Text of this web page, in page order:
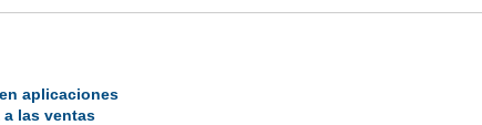
aplicaciones
las ventas